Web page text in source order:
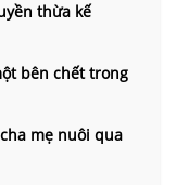
thừa kế
bên chết trong
mẹ nuôi qua